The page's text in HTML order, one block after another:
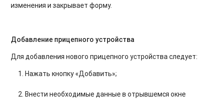
изменения и закрывает форму.
Добавление прицепного устройства
Для добавления нового прицепного устройства следует:
Нажать кнопку «Добавить»;
Внести необходимые данные в отрывшемся окне